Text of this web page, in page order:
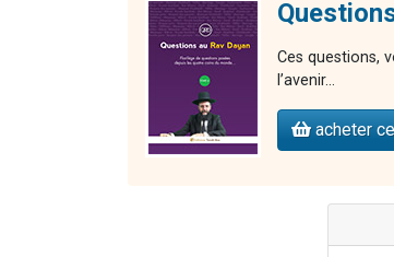
Ces questions,
l’avenir…
acheter